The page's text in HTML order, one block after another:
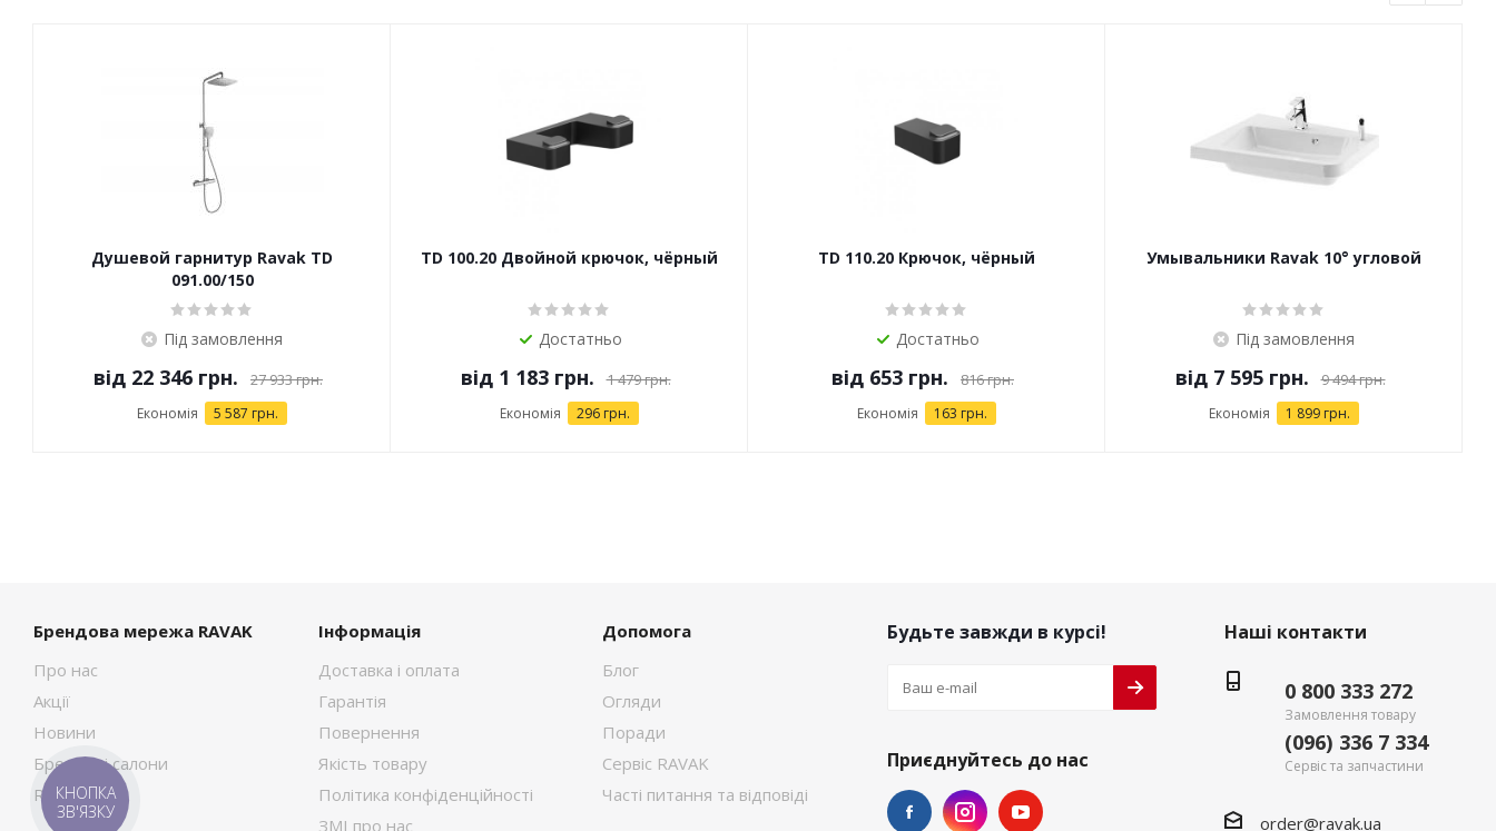
Душевой гарнитур Ravak TD
091.00/150
Під замовлення
від 22 346 грн. 27 933 грн.
Економія 5 587 грн.
TD 100.20 Двойной крючок, чёрный
Достатньо
від 1 183 грн. 1 479 грн.
Економія 296 грн.
TD 110.20 Крючок, чёрный
Достатньо
від 653 грн. 816 грн.
Економія 163 грн.
Умывальники Ravak 10° угловой
Під замовлення
від 7 595 грн. 9 494 грн.
Економія 1 899 грн.
Брендова мережа RAVAK
Про нас
Акції
Новини
Брендові салони
RAVAK Сток
Інформація
Доставка і оплата
Гарантія
Повернення
Якість товару
Політика конфіденційності
ЗМІ про нас
Допомога
Блог
Огляди
Поради
Сервіс RAVAK
Часті питання та відповіді
Будьте завжди в курсі!
Приєднуйтесь до нас
Наші контакти
0 800 333 272
Замовлення товару
(096) 336 7 334
Сервіс та запчастини
order@ravak.ua
КНОПКА
ЗВ'ЯЗКУ